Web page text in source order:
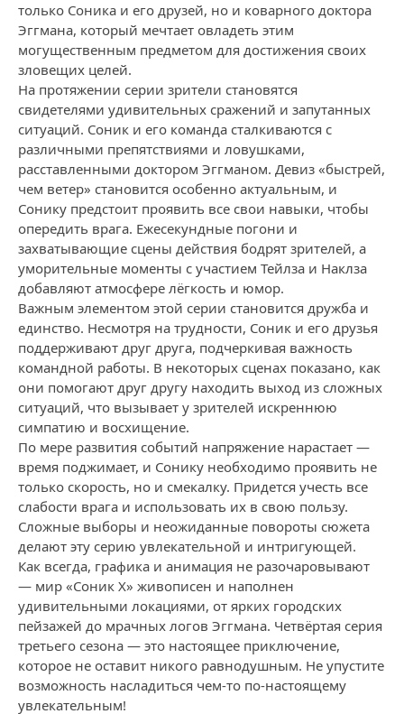
только Соника и его друзей, но и коварного доктора
Эггмана, который мечтает овладеть этим
могущественным предметом для достижения своих
зловещих целей.
На протяжении серии зрители становятся
свидетелями удивительных сражений и запутанных
ситуаций. Соник и его команда сталкиваются с
различными препятствиями и ловушками,
расставленными доктором Эггманом. Девиз «быстрей,
чем ветер» становится особенно актуальным, и
Сонику предстоит проявить все свои навыки, чтобы
опередить врага. Ежесекундные погони и
захватывающие сцены действия бодрят зрителей, а
уморительные моменты с участием Тейлза и Наклза
добавляют атмосфере лёгкость и юмор.
Важным элементом этой серии становится дружба и
единство. Несмотря на трудности, Соник и его друзья
поддерживают друг друга, подчеркивая важность
командной работы. В некоторых сценах показано, как
они помогают друг другу находить выход из сложных
ситуаций, что вызывает у зрителей искреннюю
симпатию и восхищение.
По мере развития событий напряжение нарастает —
время поджимает, и Сонику необходимо проявить не
только скорость, но и смекалку. Придется учесть все
слабости врага и использовать их в свою пользу.
Сложные выборы и неожиданные повороты сюжета
делают эту серию увлекательной и интригующей.
Как всегда, графика и анимация не разочаровывают
— мир «Соник X» живописен и наполнен
удивительными локациями, от ярких городских
пейзажей до мрачных логов Эггмана. Четвёртая серия
третьего сезона — это настоящее приключение,
которое не оставит никого равнодушным. Не упустите
возможность насладиться чем-то по-настоящему
увлекательным!